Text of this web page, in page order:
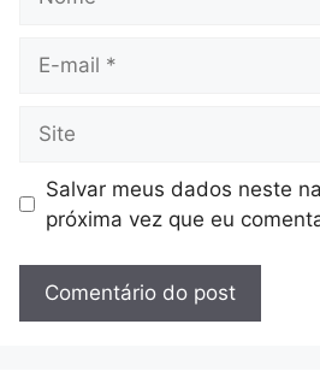
mail
Salvar meus dados neste
próxima vez que eu